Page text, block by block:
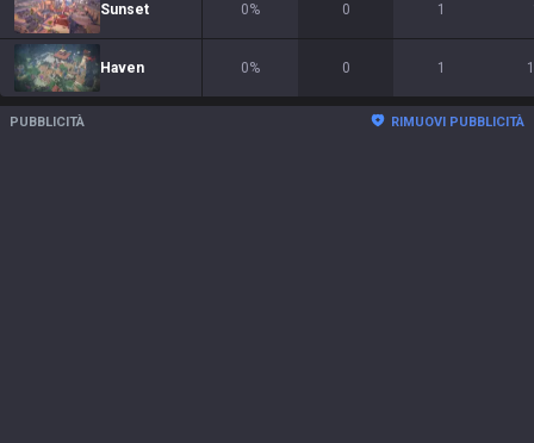
Sunset 0% 0 1
Haven 0% 0 1
PUBBLICITÀ RIMUOVI PUBBLICITÀ